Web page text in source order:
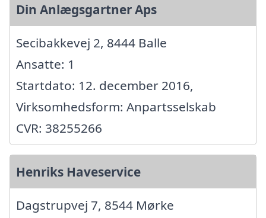
Din Anlægsgartner Aps
Secibakkevej 2, 8444 Balle
Ansatte: 1
Startdato: 12. december 2016,
Virksomhedsform: Anpartsselskab
CVR: 38255266
Henriks Haveservice
Dagstrupvej 7, 8544 Mørke